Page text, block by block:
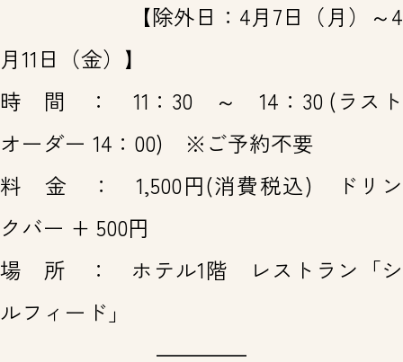
【除外日：4月7日（月）～4
月11日（金）】
時 間 ： 11：30 ～ 14：30 (ラスト
オーダー 14：00) ※ご予約不要
料 金 ： 1,500円(消費税込) ドリン
クバー + 500円
場 所 ： ホテル1階 レストラン「シ
ルフィード」